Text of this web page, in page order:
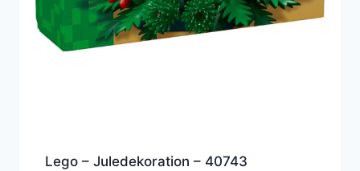
Lego – Juledekoration – 40743